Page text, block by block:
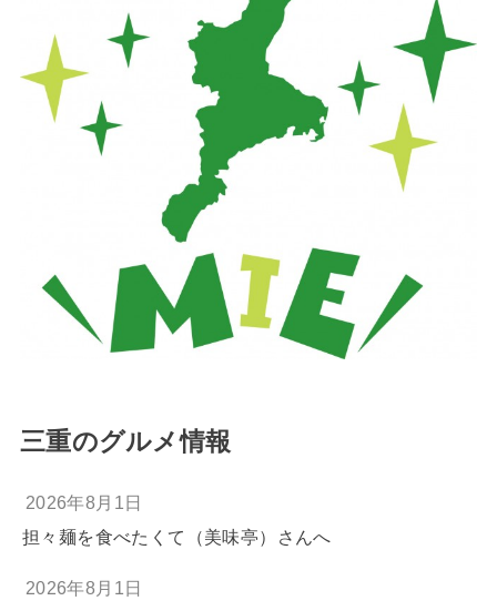
三重のグルメ情報
2026年8月1日
担々麺を食べたくて（美味亭）さんへ
2026年8月1日